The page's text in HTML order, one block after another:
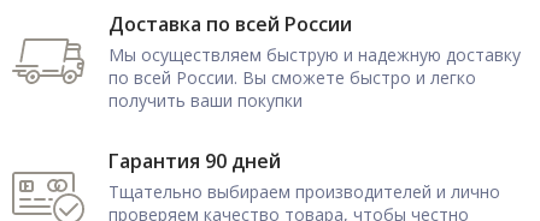
Доставка по всей России
Мы осуществляем быструю и надежную доставку
по всей России. Вы сможете быстро и легко
получить ваши покупки
Гарантия 90 дней
Тщательно выбираем производителей и лично
проверяем качество товара, чтобы честно